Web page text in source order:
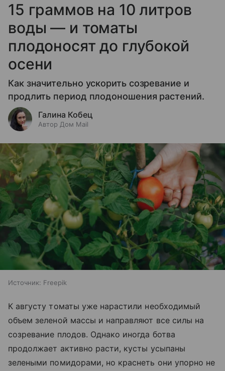
15 граммов на 10 литров
воды — и томаты
плодоносят до глубокой
осени
Как значительно ускорить созревание и
продлить период плодоношения растений.
Галина Кобец
Автор Дом Mail
Источник: Freepik
К августу томаты уже нарастили необходимый
объем зеленой массы и направляют все силы на
созревание плодов. Однако иногда ботва
продолжает активно расти, кусты усыпаны
зелеными помидорами, но краснеть они упорно не